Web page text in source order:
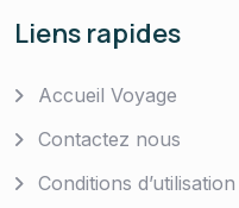
Liens rapides
Accueil Voyage
Contactez nous
Conditions